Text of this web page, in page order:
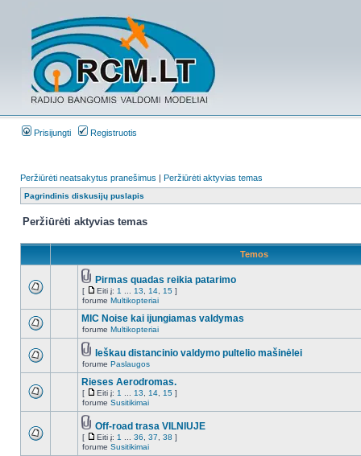
Prisijungti Registruotis
Peržiūrėti neatsakytus pranešimus | Peržiūrėti aktyvias temas
Pagrindinis diskusijų puslapis
Peržiūrėti aktyvias temas
Temos
Pirmas quadas reikia patarimo
[ Eiti į: 1 13 14 15 ]
forume Multikopteriai
MIC Noise kai ijungiamas valdymas
forume Multikopteriai
Ieškau distancinio valdymo pultelio mašinėlei
forume Paslaugos
Rieses Aerodromas.
[ Eiti į: 1 13 14 15 ]
forume Susitikimai
Off-road trasa VILNIUJE
[ Eiti į: 1 36 37 38 ]
forume Susitikimai